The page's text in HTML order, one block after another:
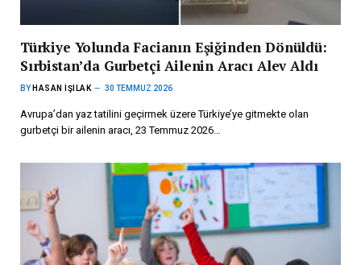
Türkiye Yolunda Facianın Eşiğinden Dönüldü:
Sırbistan’da Gurbetçi Ailenin Aracı Alev Aldı
BY HASAN IŞILAK 30 TEMMUZ 2026
Avrupa’dan yaz tatilini geçirmek üzere Türkiye’ye gitmekte olan
gurbetçi bir ailenin aracı, 23 Temmuz 2026…